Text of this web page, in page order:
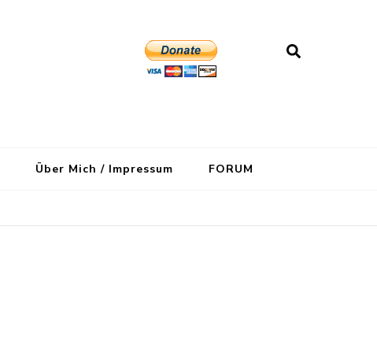
Über Mich / Impressum FORUM